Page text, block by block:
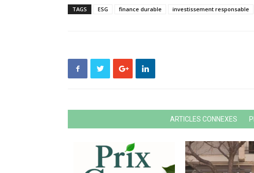
TAGS ESG finance durable investissement responsable
ARTICLES CONNEXES